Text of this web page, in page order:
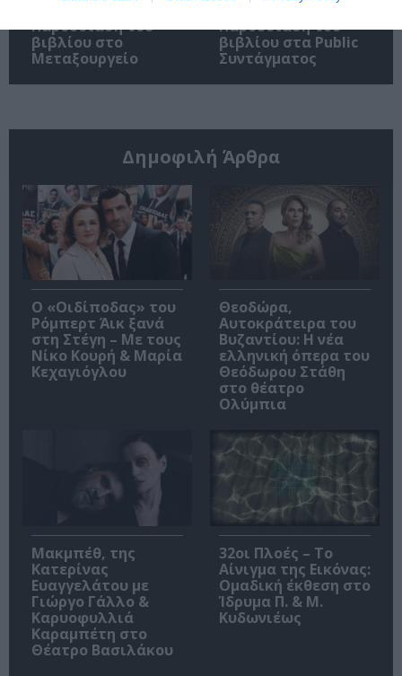
Παρουσίαση του
βιβλίου στο
Μεταξουργείο
Παρουσίαση του
βιβλίου στα Public
Συντάγματος
Δημοφιλή Άρθρα
O «Οιδίποδας» του
Ρόμπερτ Άικ ξανά
στη Στέγη – Με τους
Νίκο Κουρή & Μαρία
Κεχαγιόγλου
Θεοδώρα,
Αυτοκράτειρα του
Βυζαντίου: Η νέα
ελληνική όπερα του
Θεόδωρου Στάθη
στο θέατρο
Ολύμπια
Μακμπέθ, της
Κατερίνας
Ευαγγελάτου με
Γιώργο Γάλλο &
Καρυοφυλλιά
Καραμπέτη στο
Θέατρο Βασιλάκου
32οι Πλοές – Το
Αίνιγμα της Εικόνας:
Ομαδική έκθεση στο
Ίδρυμα Π. & Μ.
Κυδωνιέως